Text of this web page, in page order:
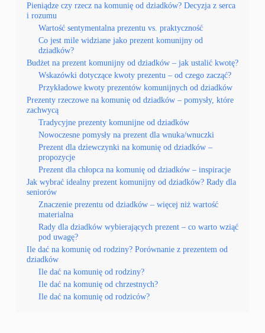
Pieniądze czy rzecz na komunię od dziadków? Decyzja z serca
i rozumu
Wartość sentymentalna prezentu vs. praktyczność
Co jest mile widziane jako prezent komunijny od
dziadków?
Budżet na prezent komunijny od dziadków – jak ustalić kwotę?
Wskazówki dotyczące kwoty prezentu – od czego zacząć?
Przykładowe kwoty prezentów komunijnych od dziadków
Prezenty rzeczowe na komunię od dziadków – pomysły, które
zachwycą
Tradycyjne prezenty komunijne od dziadków
Nowoczesne pomysły na prezent dla wnuka/wnuczki
Prezent dla dziewczynki na komunię od dziadków –
propozycje
Prezent dla chłopca na komunię od dziadków – inspiracje
Jak wybrać idealny prezent komunijny od dziadków? Rady dla
seniorów
Znaczenie prezentu od dziadków – więcej niż wartość
materialna
Rady dla dziadków wybierających prezent – co warto wziąć
pod uwagę?
Ile dać na komunię od rodziny? Porównanie z prezentem od
dziadków
Ile dać na komunię od rodziny?
Ile dać na komunię od chrzestnych?
Ile dać na komunię od rodziców?